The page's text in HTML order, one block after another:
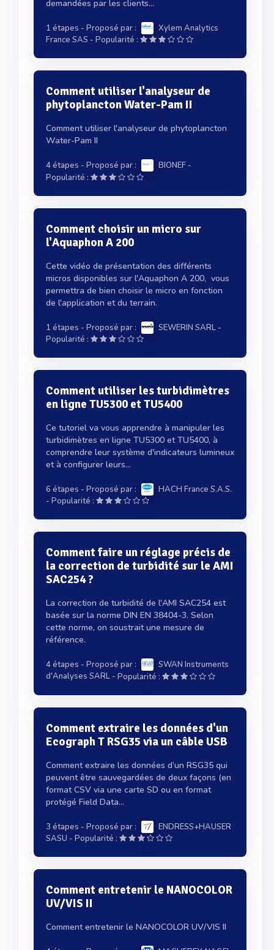
demandées par les clients...
1 étapes - Proposé par :
Xylem Analytics
France SAS - Popularité :
Comment utiliser l'analyseur de
phytoplancton Water-Pam II
Comment utiliser l'analyseur de phytoplancton
Water-Pam II
4 étapes - Proposé par : BIONEF -
Popularité :
Comment choisir un micro sur
l'Aquaphon A 200
Cette vidéo de présentation des différents
micros disponibles sur l'Aquaphon A 200, vous
permettra de bien choisir le micro en fonction
de l'application et du terrain.
1 étapes - Proposé par : SEWERIN SARL -
Popularité :
Comment utiliser les turbidimètres
en ligne TU5300 et TU5400
Ce tutoriel va vous apprendre à manipuler les
turbidimètres en ligne TU5300 et TU5400, à
comprendre leur système d'indicateurs lumineux
et à configurer leurs...
6 étapes - Proposé par :
HACH France S.A.S.
- Popularité :
Comment faire un réglage précis de
la correction de turbidité sur le AMI
SAC254 ?
La correction de turbidité de l'AMI SAC254 est
basée sur la norme DIN EN 38404-3. Selon
cette norme, on soustrait une mesure de
référence.
4 étapes - Proposé par :
SWAN Instruments
d'Analyses SARL - Popularité :
Comment extraire les données d'un
Ecograph T RSG35 via un câble USB
Comment extraire les données d’un RSG35 qui
peuvent être sauvegardées de deux façons (en
format CSV via une carte SD ou en format
protégé Field Data...
3 étapes - Proposé par :
ENDRESS+HAUSER
SASU - Popularité :
Comment entretenir le NANOCOLOR
UV/VIS II
Comment entretenir le NANOCOLOR UV/VIS II